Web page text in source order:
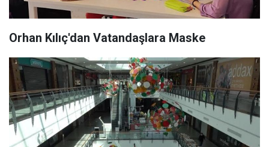
Orhan Kılıç'dan Vatandaşlara Maske